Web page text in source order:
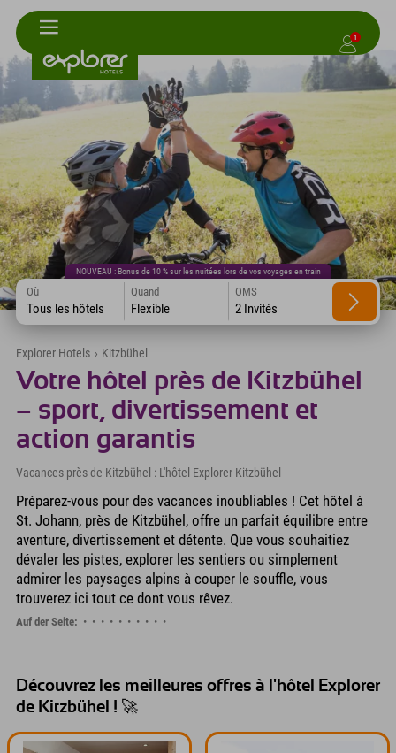
1
NOUVEAU : Bonus de 10 % sur les nuitées lors de vos voyages en train
Où
Tous les hôtels
Quand
Flexible
OMS
2 Invités
Explorer Hotels › Kitzbühel
Votre hôtel près de Kitzbühel
– sport, divertissement et
action garantis
Vacances près de Kitzbühel : L'hôtel Explorer Kitzbühel
Préparez-vous pour des vacances inoubliables ! Cet hôtel à
St. Johann, près de Kitzbühel, offre un parfait équilibre entre
aventure, divertissement et détente. Que vous souhaitiez
dévaler les pistes, explorer les sentiers ou simplement
admirer les paysages alpins à couper le souffle, vous
trouverez ici tout ce dont vous rêvez.
Auf der Seite:
Découvrez les meilleures offres à l'hôtel Explorer
de Kitzbühel ! 🚀